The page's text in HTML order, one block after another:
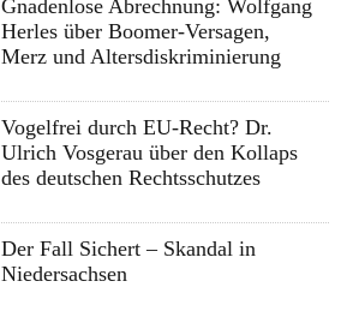
Gnadenlose Abrechnung: Wolfgang
Herles über Boomer-Versagen,
Merz und Altersdiskriminierung
Vogelfrei durch EU-Recht? Dr.
Ulrich Vosgerau über den Kollaps
des deutschen Rechtsschutzes
Der Fall Sichert – Skandal in
Niedersachsen